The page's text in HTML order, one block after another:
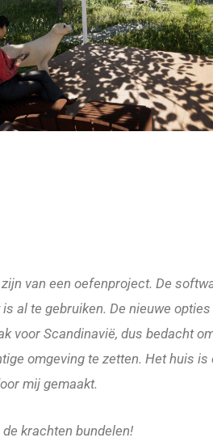
van een oefenproject. De
al te gebruiken. De nieuwe
voor Scandinavië, dus bedacht
omgeving te zetten. Het huis is
mij gemaakt.
krachten bundelen!